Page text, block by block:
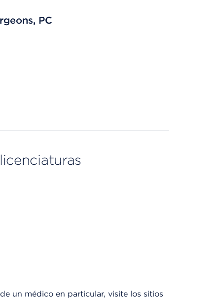
PC
un médico en particular, visite los sitios